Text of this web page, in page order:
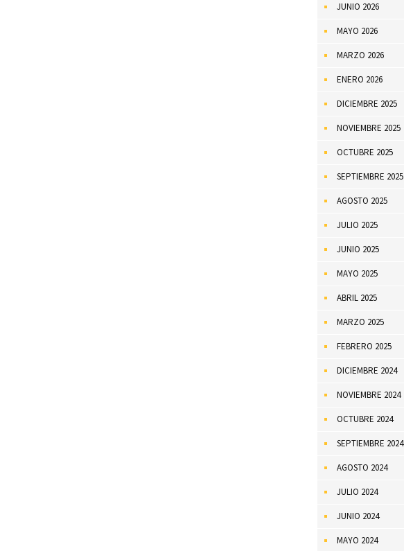
JUNIO 2026
MAYO 2026
MARZO 2026
ENERO 2026
DICIEMBRE 2025
NOVIEMBRE 2025
OCTUBRE 2025
SEPTIEMBRE 2025
AGOSTO 2025
JULIO 2025
JUNIO 2025
MAYO 2025
ABRIL 2025
MARZO 2025
FEBRERO 2025
DICIEMBRE 2024
NOVIEMBRE 2024
OCTUBRE 2024
SEPTIEMBRE 2024
AGOSTO 2024
JULIO 2024
JUNIO 2024
MAYO 2024